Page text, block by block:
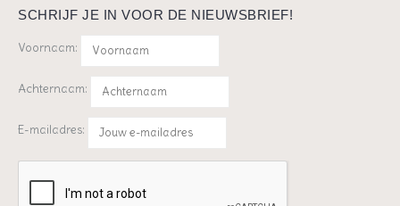
SCHRIJF JE IN VOOR DE NIEUWSBRIEF!
Voornaam:
Achternaam:
E-mailadres: